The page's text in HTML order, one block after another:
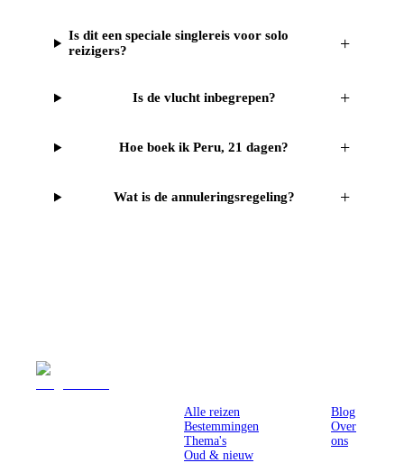
Is dit een speciale singlereis voor solo
reizigers?
+
Is de vlucht inbegrepen? +
Hoe boek ik Peru, 21 dagen? +
Wat is de annuleringsregeling? +
Alle reizen
Bestemmingen
Thema's
Oud & nieuw
Blog
Over
ons